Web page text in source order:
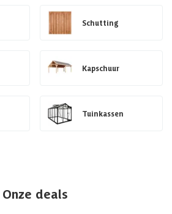
Schutting
Kapschuur
Tuinkassen
Onze deals